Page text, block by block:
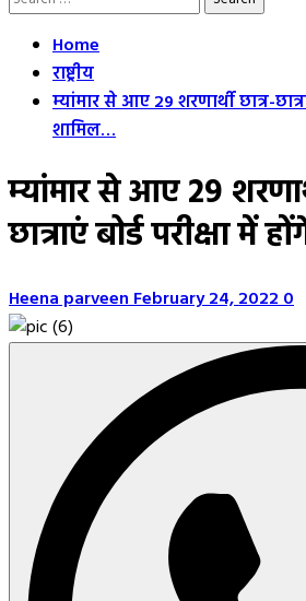
Home
राष्ट्रीय
म्यांमार से आए 29 शरणार्थी छात्र-
शामिल…
म्यांमार से आए 29
छात्राएं बोर्ड परीक्षा में
Heena parveenFebruary 24, 20220